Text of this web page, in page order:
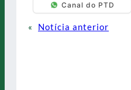
Canal do PTD
«
Notícia anterior